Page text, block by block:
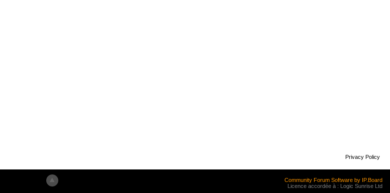
Privacy Policy
Community Forum Software by IP.Board
Licence accordée à : Logic Sunrise Ltd